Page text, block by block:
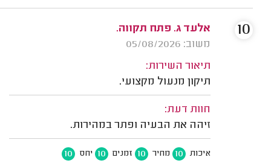
אלעד ג. פתח תקווה.
משוב: 05/08/2026
תיאור השירות:
תיקון מנעול מקצועי.
חוות דעת:
זיהה את הבעיה ופתר במהירות.
איכות 10 מחיר 10 זמנים 10 יחס 10
10